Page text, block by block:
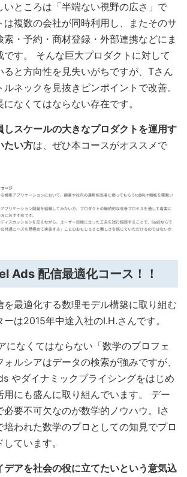
いところは「半端ない視野の広さ」で
複数の会社が同時利用し、またそのサ
索・予約・商材登録・外部連携などにま
です。 そんな巨大プロダクトに対して
ると方向性を見失いがちですが、Tさん
ネックを見抜きピンポイントで改善。
なくてはならない存在です。
しスケールの大きなプロダクトを運用す
たい方は、ぜひ本コースがオススメで
Ads 配信最適化コース！！
を最適化する数理モデル構築に取り組む
は2015年中途入社のI.H.さんです。
になくてはならない「数学のプロフェ
ルシアはデータの検索が強みですが、
やダイナミックプライシングをはじめ
用にも盛んに取り組んでいます。 デー
必要不可欠なのが数学的ノウハウ。Iさ
培われた数学のプロとしての知見でプロ
ています。
デアを社会の役に立てたいという意気込